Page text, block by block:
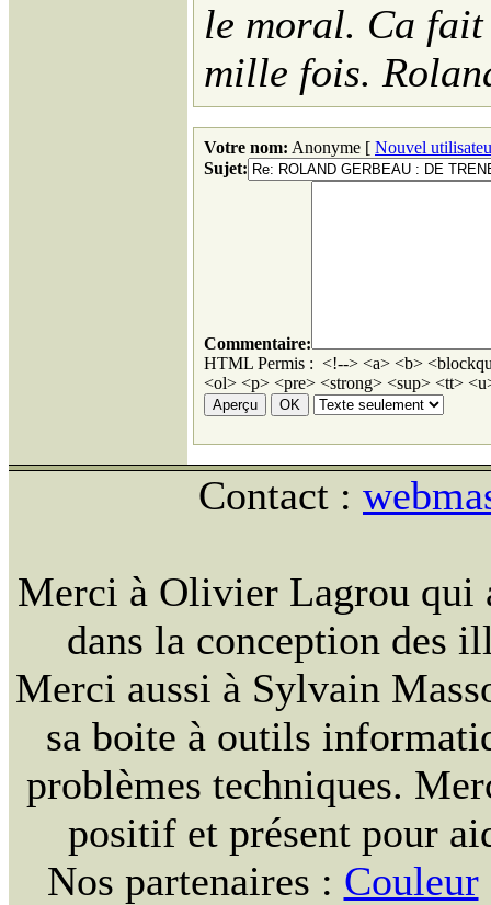
le moral. Ca
mille fois.
Votre nom: Anonyme [ Nouvel
Sujet:
Commentaire:
HTML Permis : <!--> <a> <b>
<ol> <p> <pre> <strong> <sup> <tt>
Contact :
Merci à Olivier Lagrou qui
dans la conception des
Merci aussi à Sylvain
sa boite à outils
problèmes techniques.
positif et présent pour
Nos partenaires : Couleur